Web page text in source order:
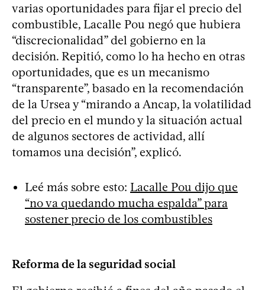
varias oportunidades para fijar el precio del
combustible, Lacalle Pou negó que hubiera
“discrecionalidad” del gobierno en la
decisión. Repitió, como lo ha hecho en otras
oportunidades, que es un mecanismo
“transparente”, basado en la recomendación
de la Ursea y “mirando a Ancap, la volatilidad
del precio en el mundo y la situación actual
de algunos sectores de actividad, allí
tomamos una decisión”, explicó.
Leé más sobre esto: Lacalle Pou dijo que
“no va quedando mucha espalda” para
sostener precio de los combustibles
Reforma de la seguridad social